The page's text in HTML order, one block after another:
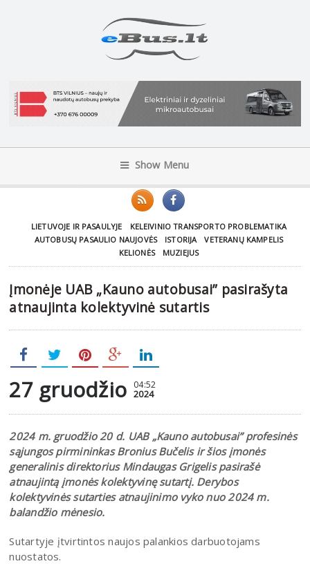
Show Menu
LIETUVOJE IR PASAULYJE
KELEIVINIO TRANSPORTO PROBLEMATIKA
AUTOBUSŲ PASAULIO NAUJOVĖS
ISTORIJA
VETERANŲ KAMPELIS
KELIONĖS
MUZIEJUS
Įmonėje UAB „Kauno autobusai” pasirašyta
atnaujinta kolektyvinė sutartis
27 gruodžio 04:52
2024
2024 m. gruodžio 20 d. UAB „Kauno autobusai” profesinės
sąjungos pirmininkas Bronius Bučelis ir šios įmonės
generalinis direktorius Mindaugas Grigelis pasirašė
atnaujintą įmonės kolektyvinę sutartį. Derybos
kolektyvinės sutarties atnaujinimo vyko nuo 2024 m.
balandžio mėnesio.
Sutartyje įtvirtintos naujos palankios darbuotojams
nuostatos.